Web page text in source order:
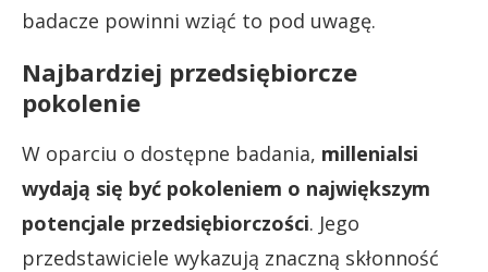
badacze powinni wziąć to pod uwagę.
Najbardziej przedsiębiorcze
pokolenie
W oparciu o dostępne badania, millenialsi
wydają się być pokoleniem o największym
potencjale przedsiębiorczości. Jego
przedstawiciele wykazują znaczną skłonność